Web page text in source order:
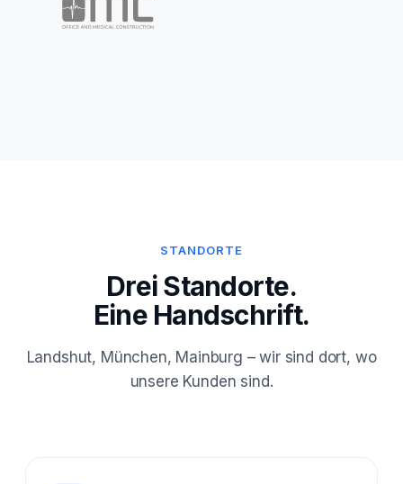
STANDORTE
Drei Standorte.
Eine Handschrift.
Landshut, München, Mainburg – wir sind dort, wo
unsere Kunden sind.